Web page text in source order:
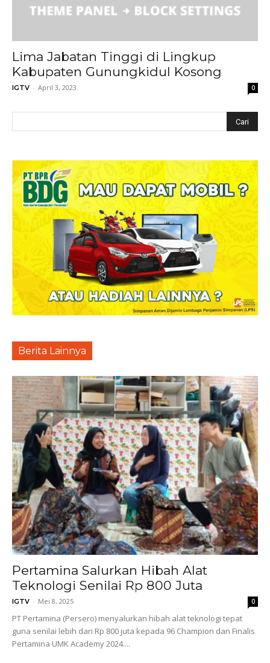
Lima Jabatan Tinggi di Lingkup
Kabupaten Gunungkidul Kosong
IGTV - April 3, 2023 0
Berita Lainnya
Pertamina Salurkan Hibah Alat
Teknologi Senilai Rp 800 Juta
IGTV - Mei 8, 2025 0
PT Pertamina (Persero) menyalurkan hibah alat teknologi tepat
guna senilai lebih dari Rp 800 juta kepada 96 Champion dan Finalis
Pertamina UMK Academy 2024....